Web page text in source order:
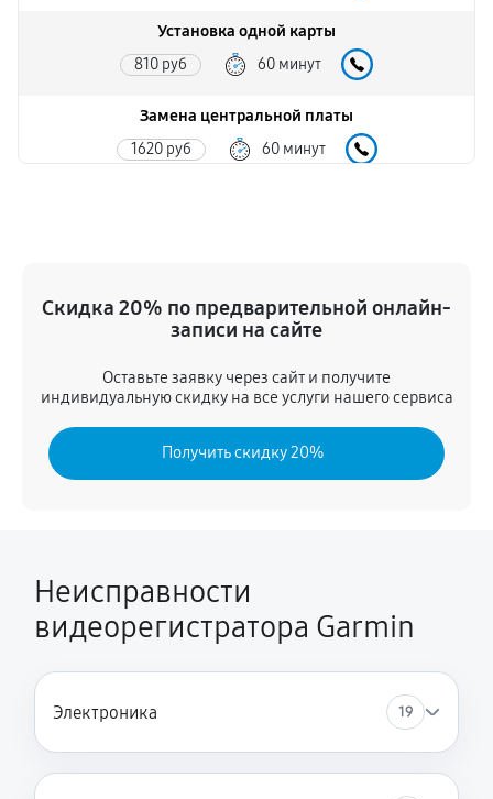
Установка одной карты
810 руб 60 минут
Замена центральной платы
1620 руб 60 минут
1440 руб 60 минут
Восстановление после попадания влаги
1350 руб 60 минут
Замена сенсорного стекла
Установка/обновление карт
Скидка 20% по предварительной онлайн-
записи на сайте
Оставьте заявку через сайт и получите
индивидуальную скидку на все услуги нашего сервиса
Получить скидку 20%
Неисправности
видеорегистратора Garmin
Электроника 19